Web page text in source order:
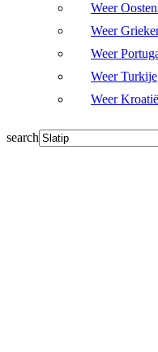
Weer
Weer
Weer
Weer Turkije
Weer Kroatië
search